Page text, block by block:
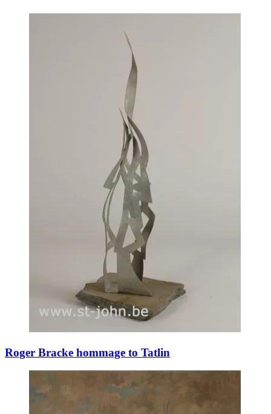
Roger Bracke hommage to Tatlin